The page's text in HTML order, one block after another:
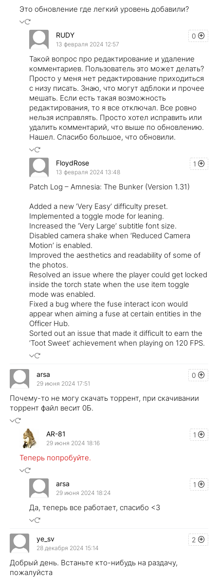
Это обновление где легкий уровень добавили?
0
RUDY
13 февраля 2024 12:57
Такой вопрос про редактирование и удаление
комментариев. Пользователь это может делать?
Просто у меня нет редактирование приходиться
с низу писать. Знаю, что могут адблоки и прочее
мешать. Если есть такая возможность
редактирования, то я все отключал. Все ровно
нельзя исправлять. Просто хотел исправить или
удалить комментарий, что выше по обновлению.
Нашел. Спасибо большое, что обновили.
1
FloydRose
13 февраля 2024 13:48
Patch Log – Amnesia: The Bunker (Version 1.31)
Added a new ‘Very Easy’ difficulty preset.
Implemented a toggle mode for leaning.
Increased the ‘Very Large’ subtitle font size.
Disabled camera shake when ‘Reduced Camera
Motion’ is enabled.
Improved the aesthetics and readability of some of
the photos.
Resolved an issue where the player could get locked
inside the torch state when the use item toggle
mode was enabled.
Fixed a bug where the fuse interact icon would
appear when aiming a fuse at certain entities in the
Officer Hub.
Sorted out an issue that made it difficult to earn the
‘Toot Sweet’ achievement when playing on 120 FPS.
0
arsa
29 июня 2024 17:51
Почему-то не могу скачать торрент, при скачивании
торрент файл весит 0Б.
1
AR-81
29 июня 2024 18:16
Теперь попробуйте.
1
arsa
29 июня 2024 18:24
Да, теперь все работает, спасибо <3
2
ye_sv
28 декабря 2024 15:14
Добрый день. Встаньте кто-нибудь на раздачу,
пожалуйста